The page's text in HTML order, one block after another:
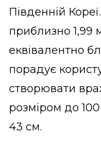
Південній
приблизно 1,99
еквівалентно
порадує
створювати
розміром до
43 см.